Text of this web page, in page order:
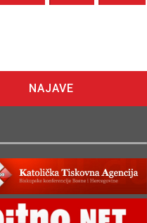
NAJAVE